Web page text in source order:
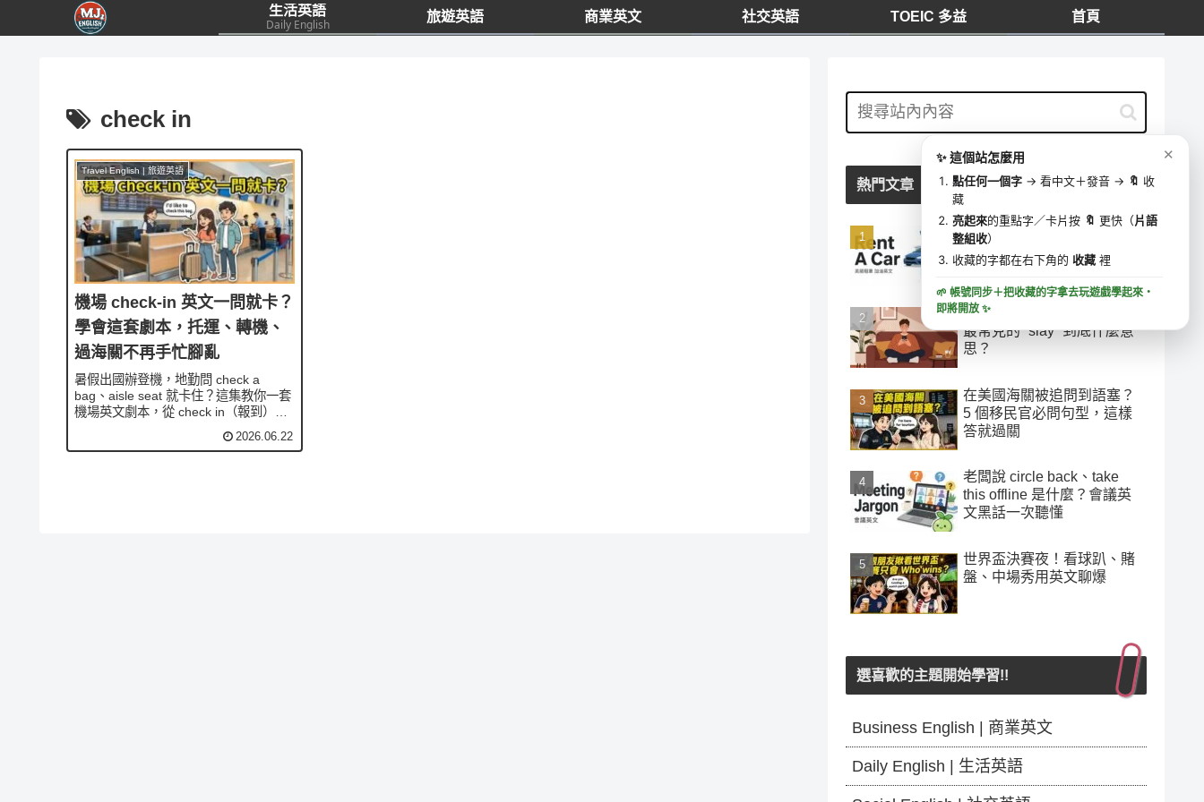
生活英語
Daily English
旅遊英語 商業英文 社交英語 TOEIC 多益 首頁
check in
Travel English | 旅遊英語
機場 check-in 英文一問就卡？
學會這套劇本，托運、轉機、
過海關不再手忙腳亂
暑假出國辦登機，地勤問 check a
bag、aisle seat 就卡住？這集教你一套
機場英文劇本，從 check in（報到）、
停留）到過海關 Anything to declare，
2026.06.22
熱門文章
「加油」千萬別說 add oil！
美國租車加油最容易搞錯的
英文
【網路英文】IG、TikTok 上
最常見的 “slay” 到底什麼意
思？
在美國海關被追問到語塞？
5 個移民官必問句型，這樣
答就過關
老闆說 circle back、take
this offline 是什麼？會議英
文黑話一次聽懂
世界盃決賽夜！看球趴、賭
盤、中場秀用英文聊爆
選喜歡的主題開始學習!!
Business English | 商業英文
Daily English | 生活英語
我的收藏 0 字 ⋯
🔍
✨ 這個站怎麼用
點任何一個字 → 看中文＋發音 → 🔖 收
藏
亮起來的重點字／卡片按 🔖 更快（片語
整組收）
收藏的字都在右下角的 收藏 裡
🌱 帳號同步＋把收藏的字拿去玩遊戲學起來・
即將開放 ✨
✕